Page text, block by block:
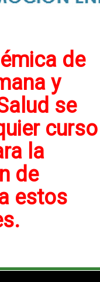
de
y
se
curso
la
de
estos